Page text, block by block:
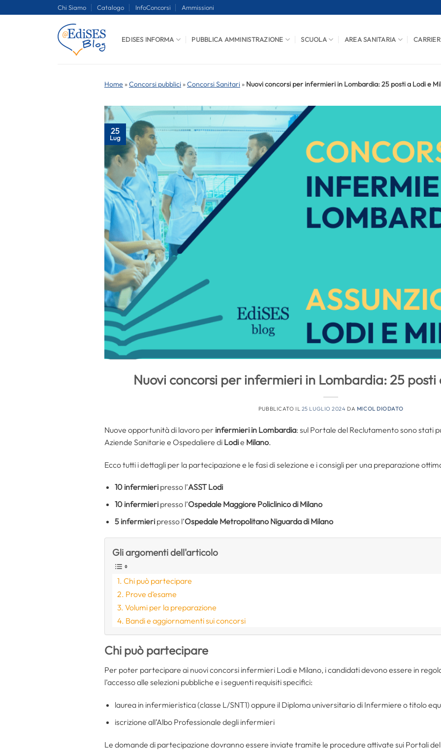
Chi Siamo Catalogo InfoConcorsi Ammissioni
EDISES INFORMA PUBBLICA AMMINISTRAZIONE SCUOLA AREA SANITARIA
Home »Concorsi pubblici »Concorsi Sanitari » Nuovi concorsi per infermieri in Lombardia: 25 posti a Lodi e
25
Lug
Nuovi concorsi per infermieri in Lombardia: 25 posti
PUBBLICATO IL 25 LUGLIO 2024 DA MICOL DIODATO
Nuove opportunità di lavoro per infermieri in Lombardia: sul Portale del Reclutamento sono stati
Aziende Sanitarie e Ospedaliere di Lodie Milano.
Ecco tutti i dettagli per la partecipazione e le fasi di selezione e i consigli per una preparazione
10 infermieripresso l’ASST Lodi
10 infermieripresso l’Ospedale Maggiore Policlinico di Milano
5 infermieripresso l’Ospedale Metropolitano Niguarda di Milano
Gli argomenti dell'articolo
Chi può partecipare
Prove d’esame
Volumi per la preparazione
Bandi e aggiornamenti sui concorsi
Chi può partecipare
Per poter partecipare ai nuovi concorsi infermieri Lodi e Milano, i candidati devono essere in
l’accesso alle selezioni pubbliche e i seguenti requisiti specifici:
laurea in infermieristica (classe L/SNT1) oppure il Diploma universitario di Infermiere o titolo
iscrizione all’Albo Professionale degli infermieri
Le domande di partecipazione dovranno essere inviate tramite le procedure attivate sui Portali